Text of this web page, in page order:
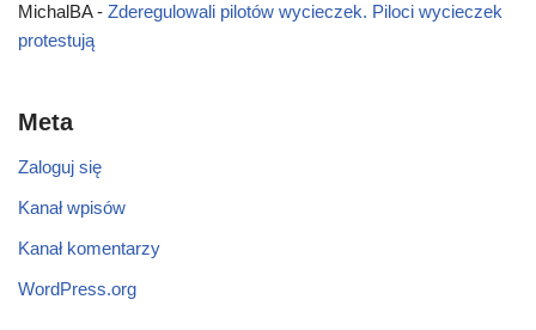
MichalBA- Zderegulowali pilotów wycieczek. Piloci wycieczek
protestują
Meta
Zaloguj się
Kanał wpisów
Kanał komentarzy
WordPress.org